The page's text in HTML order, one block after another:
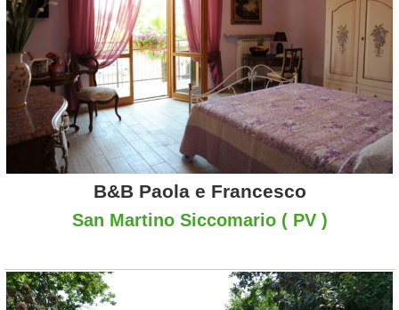
B&B Paola e Francesco
San Martino Siccomario ( PV )